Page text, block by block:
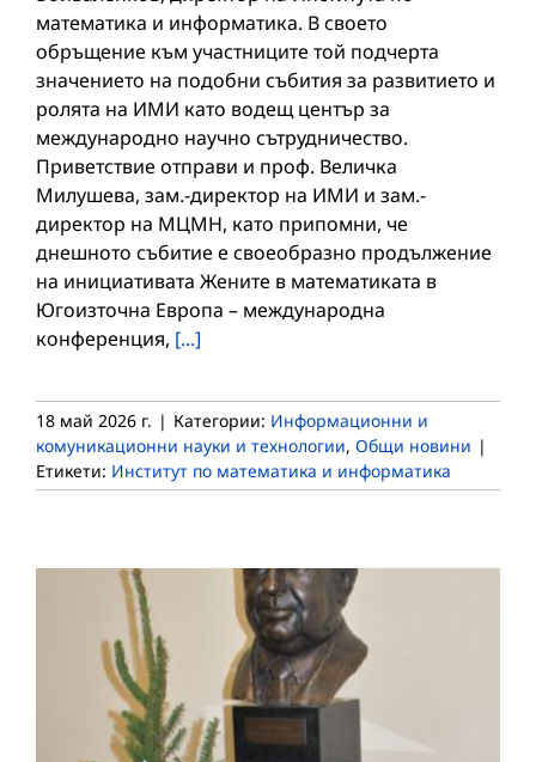
математика и информатика. В своето
обръщение към участниците той подчерта
значението на подобни събития за развитието и
ролята на ИМИ като водещ център за
международно научно сътрудничество.
Приветствие отправи и проф. Величка
Милушева, зам.-директор на ИМИ и зам.-
директор на МЦМН, като припомни, че
днешното събитие е своеобразно продължение
на инициативата Жените в математиката в
Югоизточна Европа – международна
конференция, [...]
18 май 2026 г. | Категории: Информационни и
комуникационни науки и технологии, Общи новини |
Етикети: Институт по математика и информатика